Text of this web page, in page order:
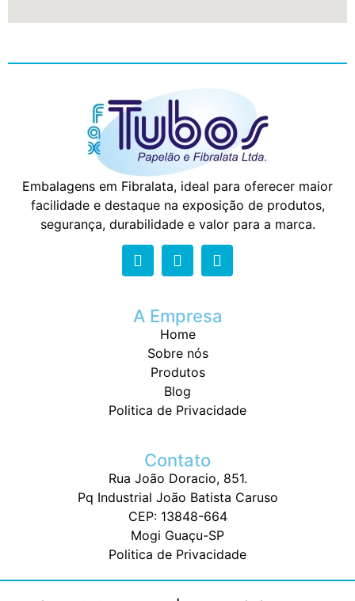
Embalagens em Fibralata, ideal para oferecer maior
facilidade e destaque na exposição de produtos,
segurança, durabilidade e valor para a marca.
A Empresa
Home
Sobre nós
Produtos
Blog
Politica de Privacidade
Contato
Rua João Doracio, 851.
Pq Industrial João Batista Caruso
CEP: 13848-664
Mogi Guaçu-SP
Politica de Privacidade